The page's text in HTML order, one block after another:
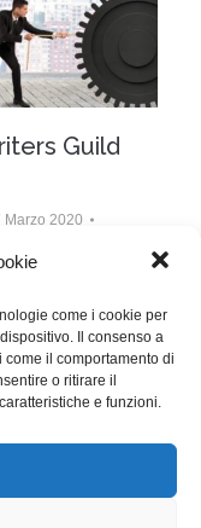
come i cookie per
Il consenso a
il comportamento di
o ritirare il
e funzioni.
Guild
Marzo 2020
fra i propri
“Cura Italia”.